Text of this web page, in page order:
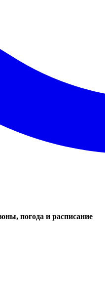
погода и расписание